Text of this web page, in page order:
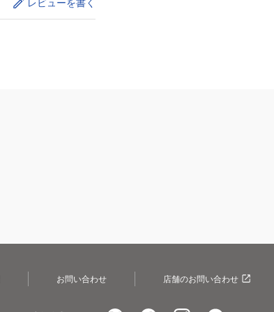
レビューを書く
お問い合わせ 店舗のお問い合わせ